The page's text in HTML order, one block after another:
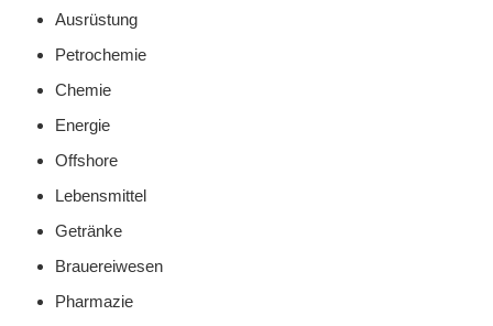
Ausrüstung
Petrochemie
Chemie
Energie
Offshore
Lebensmittel
Getränke
Brauereiwesen
Pharmazie